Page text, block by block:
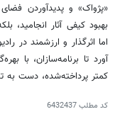
«پژواک» و پدیدآوردن
بهبود کیفی آثار انجامید،
اما اثرگذار و ارزشمند در
آورد تا برنامه‌سازان، با
کمتر پرداخته‌شده، دست به
کد مطلب6432437